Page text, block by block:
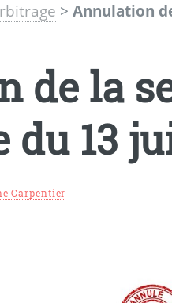
>Annulation
de la
du 13
Carpentier